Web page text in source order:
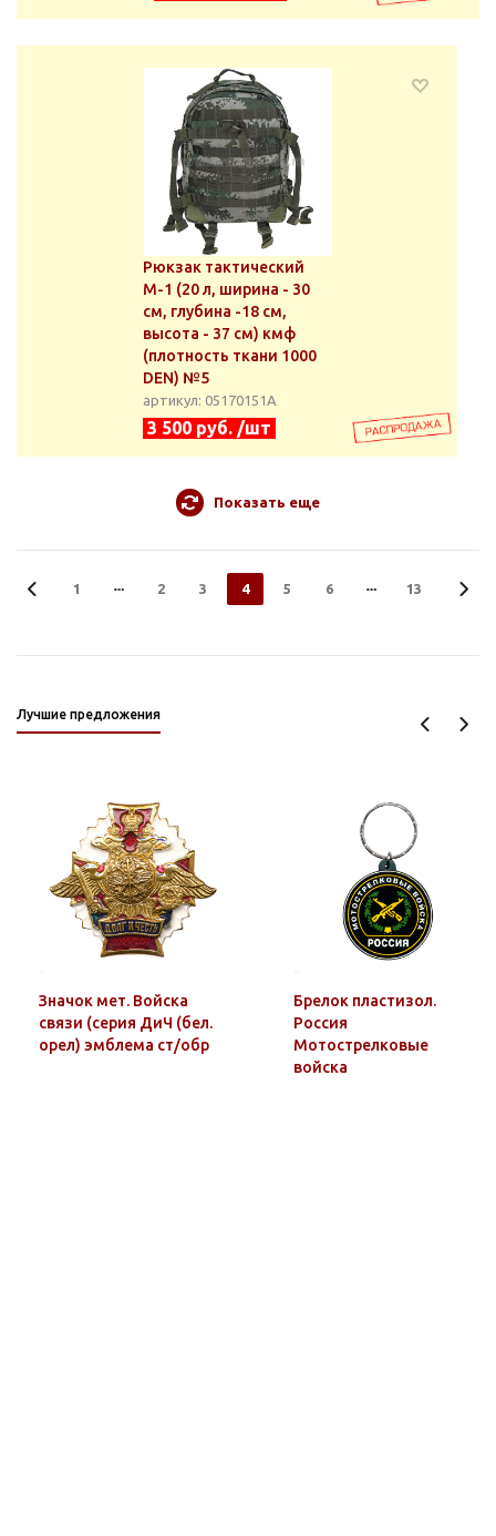
Рюкзак тактический
М-1 (20 л, ширина - 30
см, глубина -18 см,
высота - 37 см) кмф
(плотность ткани 1000
DEN) №5
артикул: 05170151А
3 500 руб. /шт
Показать еще
1 2 3 4 5 6 13
Лучшие предложения
Значок мет. Войска
связи (серия ДиЧ (бел.
орел) эмблема ст/обр
Брелок пластизол.
Россия
Мотострелковые
войска